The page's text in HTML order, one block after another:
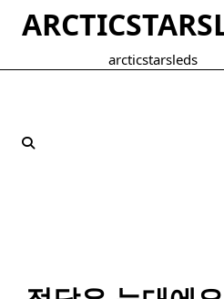
arcticstarsleds